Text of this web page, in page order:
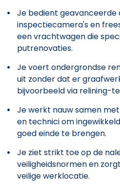
Je bedient
inspectiecamera's en
een vrachtwagen die
putrenovaties.
Je voert ondergrondse
uit zonder dat er
bijvoorbeeld via relining-
Je werkt nauw samen
en technici om
goed einde te brengen.
Je ziet strikt toe op de
veiligheidsnormen en
veilige werklocatie.